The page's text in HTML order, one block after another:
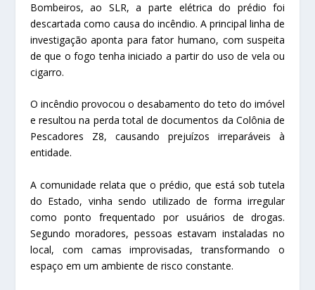
Bombeiros, ao SLR, a parte elétrica do prédio foi
descartada como causa do incêndio. A principal linha de
investigação aponta para fator humano, com suspeita
de que o fogo tenha iniciado a partir do uso de vela ou
cigarro.
O incêndio provocou o desabamento do teto do imóvel
e resultou na perda total de documentos da Colônia de
Pescadores Z8, causando prejuízos irreparáveis à
entidade.
A comunidade relata que o prédio, que está sob tutela
do Estado, vinha sendo utilizado de forma irregular
como ponto frequentado por usuários de drogas.
Segundo moradores, pessoas estavam instaladas no
local, com camas improvisadas, transformando o
espaço em um ambiente de risco constante.